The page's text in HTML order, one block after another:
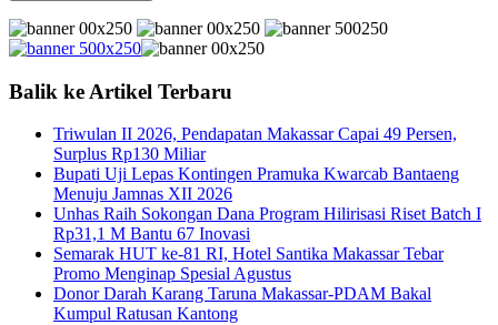
Balik ke Artikel Terbaru
Triwulan II 2026, Pendapatan Makassar Capai 49 Persen,
Surplus Rp130 Miliar
Bupati Uji Lepas Kontingen Pramuka Kwarcab Bantaeng
Menuju Jamnas XII 2026
Unhas Raih Sokongan Dana Program Hilirisasi Riset Batch I
Rp31,1 M Bantu 67 Inovasi
Semarak HUT ke-81 RI, Hotel Santika Makassar Tebar
Promo Menginap Spesial Agustus
Donor Darah Karang Taruna Makassar-PDAM Bakal
Kumpul Ratusan Kantong